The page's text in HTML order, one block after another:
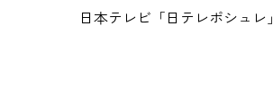
日本テレビ「日テレポシュレ